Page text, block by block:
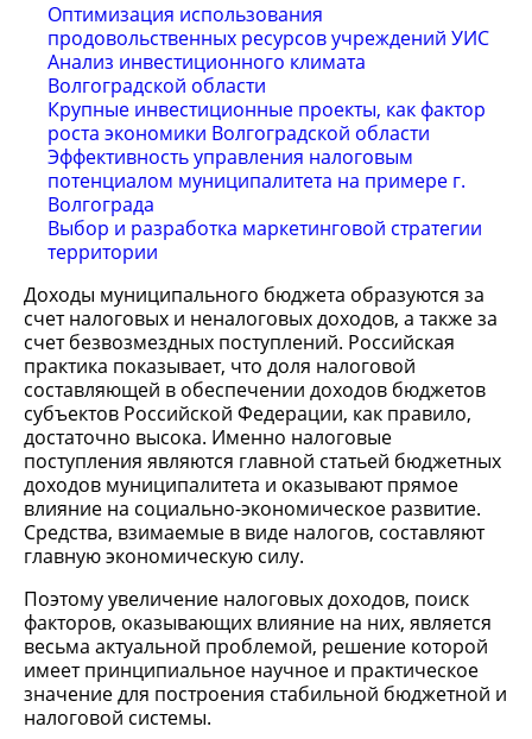
Оптимизация использования
продовольственных ресурсов учреждений УИС
Анализ инвестиционного климата
Волгоградской области
Крупные инвестиционные проекты, как фактор
роста экономики Волгоградской области
Эффективность управления налоговым
потенциалом муниципалитета на примере г.
Волгограда
Выбор и разработка маркетинговой стратегии
территории
Доходы муниципального бюджета образуются за
счет налоговых и неналоговых доходов, а также за
счет безвозмездных поступлений. Российская
практика показывает, что доля налоговой
составляющей в обеспечении доходов бюджетов
субъектов Российской Федерации, как правило,
достаточно высока. Именно налоговые
поступления являются главной статьей бюджетных
доходов муниципалитета и оказывают прямое
влияние на социально-экономическое развитие.
Средства, взимаемые в виде налогов, составляют
главную экономическую силу.
Поэтому увеличение налоговых доходов, поиск
факторов, оказывающих влияние на них, является
весьма актуальной проблемой, решение которой
имеет принципиальное научное и практическое
значение для построения стабильной бюджетной и
налоговой системы.